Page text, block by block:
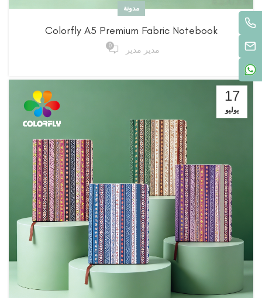
مدونة
Colorfly A5 Premium Fabric Notebook
مدير مدير 0
17
يوليو